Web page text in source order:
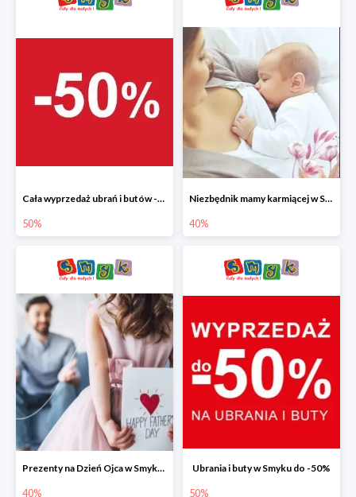
Cała wyprzedaż ubrań i butów -50%
50%
Niezbędnik mamy karmiącej w Smyku do -40%
40%
Prezenty na Dzień Ojca w Smyku do -40%
40%
Ubrania i buty w Smyku do -50%
50%